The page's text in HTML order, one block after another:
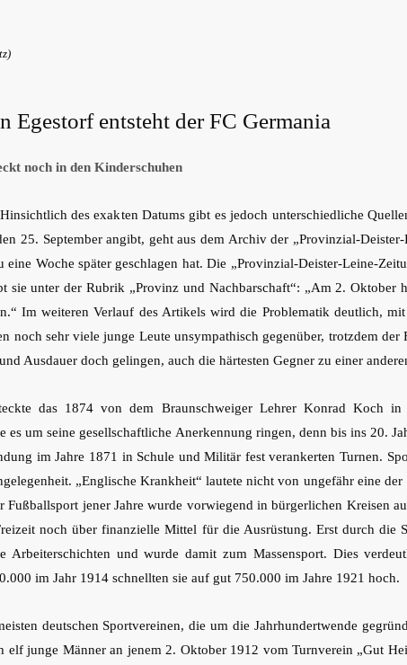
entsteht der FC Germania
noch in den Kinderschuhen
des exakten Datums gibt es jedoch unterschiedliche
25. September angibt, geht aus dem Archiv der „Provinzial-
Woche später geschlagen hat. Die „Provinzial-Deister-Leine-
unter der Rubrik „Provinz und Nachbarschaft“: „Am 2. Oktober
Im weiteren Verlauf des Artikels wird die Problematik deutlich,
noch sehr viele junge Leute unsympathisch gegenüber, trotzdem
Ausdauer doch gelingen, auch die härtesten Gegner zu einer
das 1874 von dem Braunschweiger Lehrer Konrad Koch
um seine gesellschaftliche Anerkennung ringen, denn bis ins 20.
im Jahre 1871 in Schule und Militär fest verankerten Turnen.
„Englische Krankheit“ lautete nicht von ungefähr eine
jener Jahre wurde vorwiegend in bürgerlichen Kreisen
noch über finanzielle Mittel für die Ausrüstung. Erst durch die
und wurde damit zum Massensport. Dies
im Jahr 1914 schnellten sie auf gut 750.000 im Jahre 1921 hoch.
deutschen Sportvereinen, die um die Jahrhundertwende
junge Männer an jenem 2. Oktober 1912 vom Turnverein „Gut